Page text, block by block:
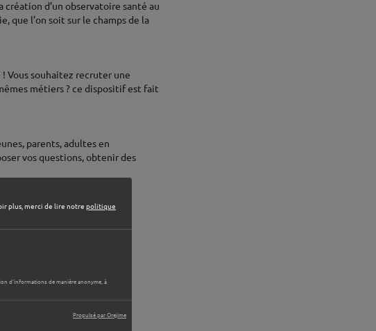
plus, merci de lire notre politique
d'informations de manière anonyme, à
Propulsé par Orejime
d’un observatoire santé au
que l’on soit sur le champs de la
Vous souhaitez recruter une
métiers ? ce dispositif est fait
parents, adultes en
vos questions, obtenir des